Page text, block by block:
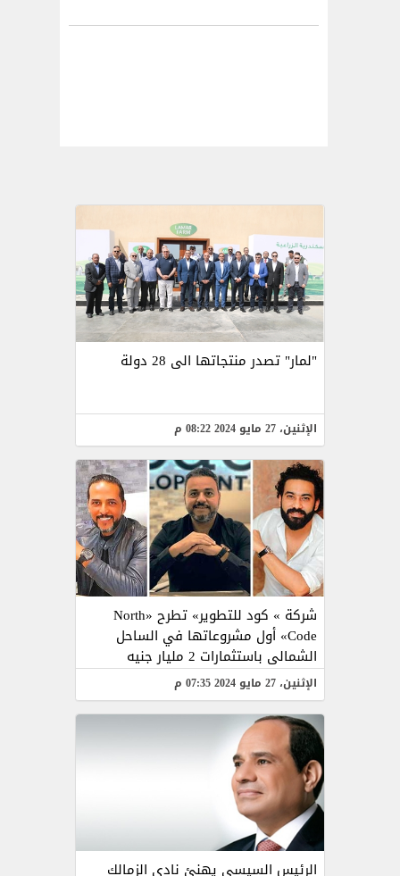
"لمار" تصدر منتجاتها الى 28 دولة
الإثنين، 27 مايو 2024 08:22 م
شركة » كود للتطوير» تطرح «North
Code» أول مشروعاتها في الساحل
الشمالى باستثمارات 2 مليار جنيه
الإثنين، 27 مايو 2024 07:35 م
الرئيس السيسى يهنئ نادى الزمالك